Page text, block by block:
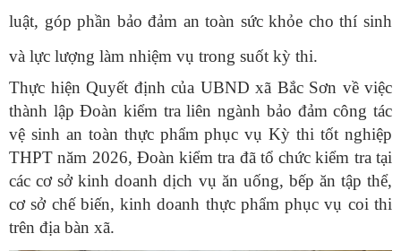
luật, góp phần bảo đảm an toàn sức khỏe cho thí sinh
và lực lượng làm nhiệm vụ trong suốt kỳ thi.
Thực hiện Quyết định của UBND xã Bắc Sơn về việc
thành lập Đoàn kiểm tra liên ngành bảo đảm công tác
vệ sinh an toàn thực phẩm phục vụ Kỳ thi tốt nghiệp
THPT năm 2026, Đoàn kiểm tra đã tổ chức kiểm tra tại
các cơ sở kinh doanh dịch vụ ăn uống, bếp ăn tập thể,
cơ sở chế biến, kinh doanh thực phẩm phục vụ coi thi
trên địa bàn xã.